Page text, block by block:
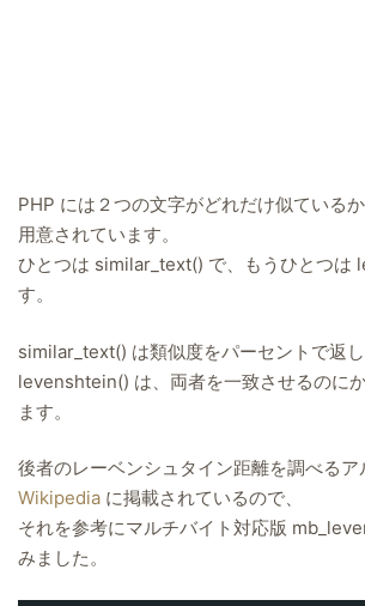
PHP には２つの文字がどれだけ似ている
用意されています。
ひとつは similar_text() で、もうひとつは
す。
similar_text() は類似度をパーセントで返し
levenshtein() は、両者を一致させるのに
ます。
後者のレーベンシュタイン距離を調べるア
Wikipedia に掲載されているので、
それを参考にマルチバイト対応版
みました。